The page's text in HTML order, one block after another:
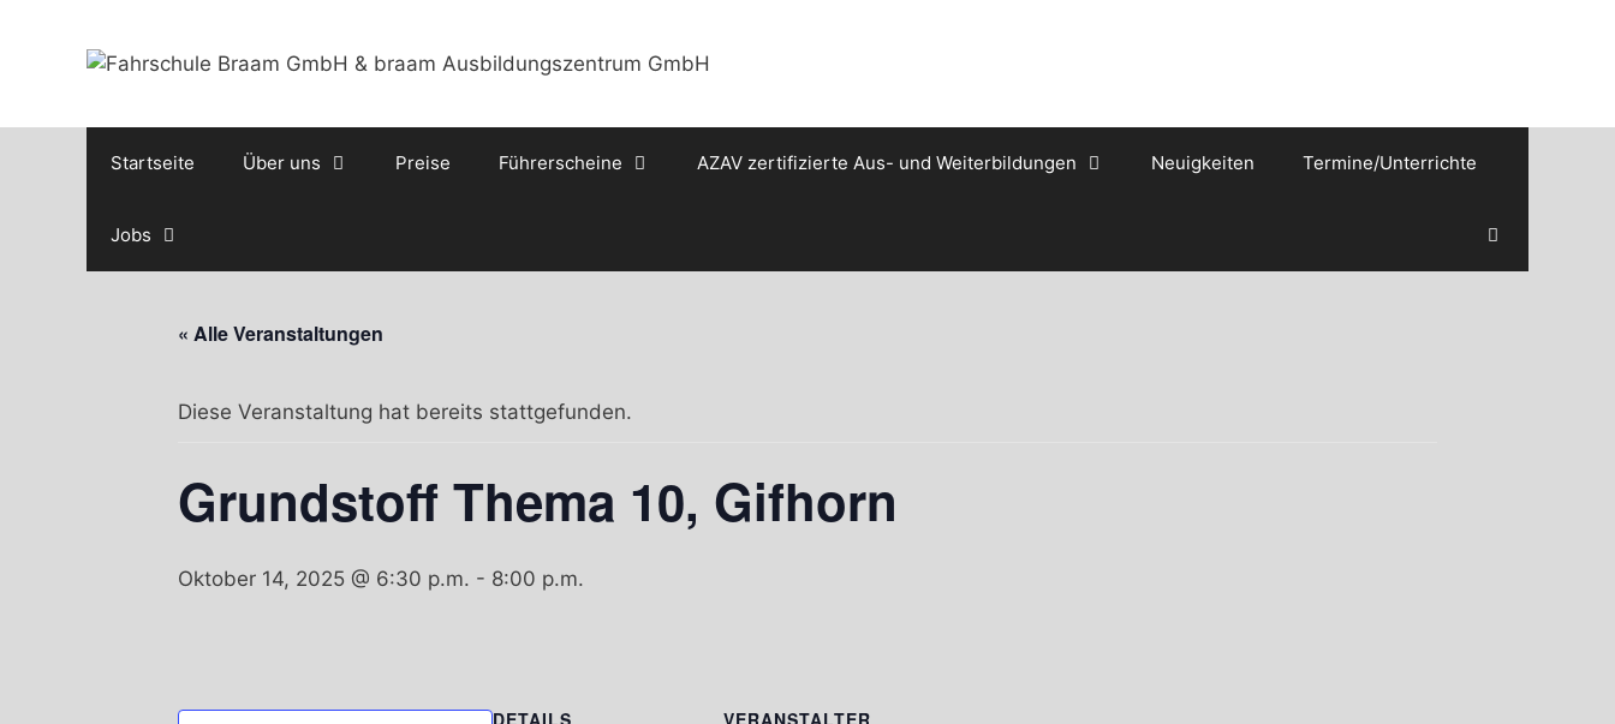
Startseite Über uns Preise Führerscheine AZAV zertifizierte Aus- und Weiterbildungen Neuigkeiten Termine/Unterrichte
Jobs
« Alle Veranstaltungen
Diese Veranstaltung hat bereits stattgefunden.
Grundstoff Thema 10, Gifhorn
Oktober 14, 2025 @ 6:30 p.m. - 8:00 p.m.
DETAILS
VERANSTALTER